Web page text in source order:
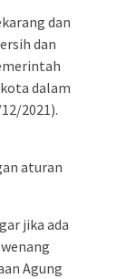
dan
dan
dalam
2021).
aturan
jika ada
Agung